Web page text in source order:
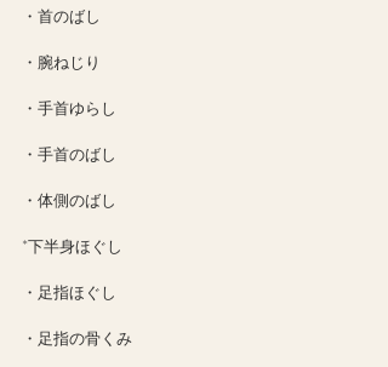
・首のばし
・腕ねじり
・手首ゆらし
・手首のばし
・体側のばし
*下半身ほぐし
・足指ほぐし
・足指の骨くみ